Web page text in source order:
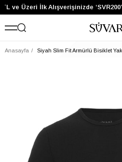
ve Üzeri İlk Alışverişinizde
Anasayfa Siyah Slim Fit Armürlü Bisiklet